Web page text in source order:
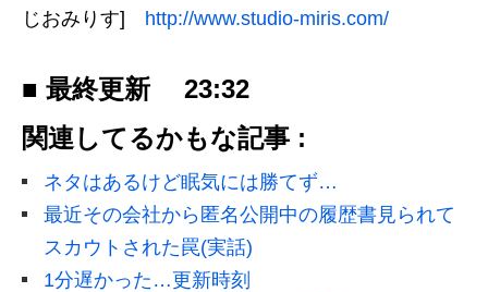
じおみりす] http://www.studio-miris.com/
■ 最終更新 23:32
関連してるかもな記事 :
ネタはあるけど眠気には勝てず…
最近その会社から匿名公開中の履歴書見られて
スカウトされた罠(実話)
1分遅かった…更新時刻